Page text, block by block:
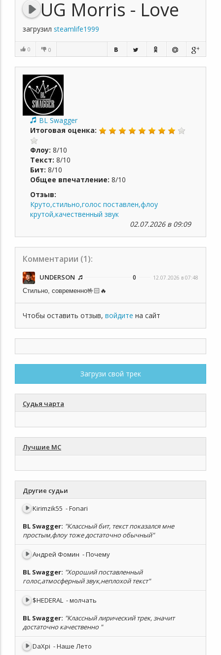
UG Morris - Love
загрузил steamlife1999
0 0
BL Swagger
Итоговая оценка:
Флоу: 8/10
Текст: 8/10
Бит: 8/10
Общее впечатление: 8/10
Отзыв:
Круто,стильно,голос поставлен,флоу
крутой,качественный звук
02.07.2026 в 09:09
Комментарии (1):
UNDERSON 0 12.07.2026 в 07:48
Стильно, современно🤟🏻🔥
Чтобы оставить отзыв, войдите на сайт
Загрузи свой трек
Судья чарта
Лучшие МС
Другие судьи
Kirimzik55 - Fonari
BL Swagger: "Классный бит, текст показался мне
простым,флоу тоже достаточно обычный"
Андрей Фомин - Почему
BL Swagger: "Хороший поставленный
голос,атмосферный звук,неплохой текст"
$HEDERAL - молчать
BL Swagger: "Классный лирический трек, значит
достаточно качественно "
DaXpi - Наше Лето